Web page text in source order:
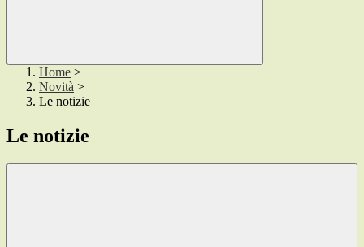
Home >
Novità >
Le notizie
Le notizie